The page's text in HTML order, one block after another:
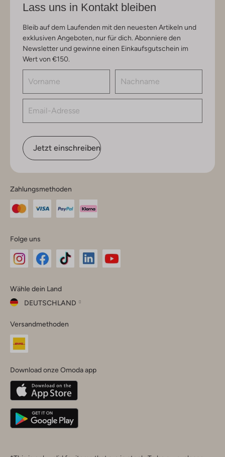
Lass uns in Kontakt bleiben
Bleib auf dem Laufenden mit den neuesten Artikeln und
exklusiven Angeboten, nur für dich. Abonniere den
Newsletter und gewinne einen Einkaufsgutschein im
Wert von €150.
Jetzt einschreiben
Zahlungsmethoden
Folge uns
Instagram
Facebook
TikTok
Wähle dein Land
DEUTSCHLAND
dein
Land
Belgique(Français)
Deutschland
Versandmethoden
Download onze Omoda app